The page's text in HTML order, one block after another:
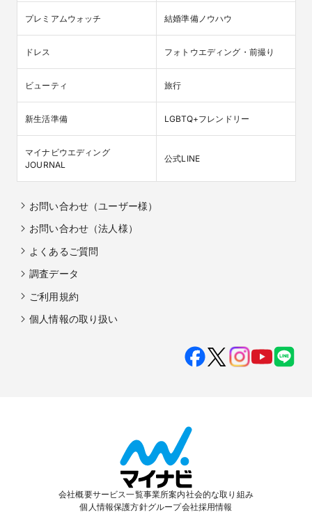
プレミアムウォッチ 結婚準備ノウハウ
ドレス フォトウエディング・前撮り
ビューティ 旅行
新生活準備 LGBTQ+フレンドリー
マイナビウエディング
JOURNAL
公式LINE
お問い合わせ（ユーザー様）
お問い合わせ（法人様）
よくあるご質問
調査データ
ご利用規約
個人情報の取り扱い
会社概要サービス一覧事業所案内社会的な取り組み
個人情報保護方針グループ会社採用情報